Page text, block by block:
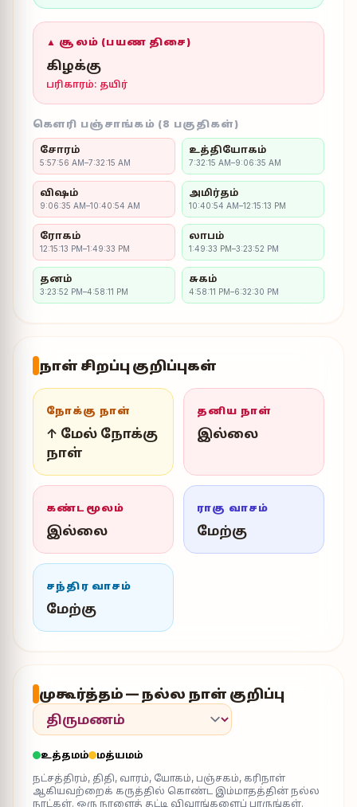
▲ சூலம் (பயண திசை)
கிழக்கு
பரிகாரம்: தயிர்
கௌரி பஞ்சாங்கம் (8 பகுதிகள்)
சோரம்
5:57:56 AM–7:32:15 AM
உத்தியோகம்
7:32:15 AM–9:06:35 AM
விஷம்
9:06:35 AM–10:40:54 AM
அமிர்தம்
10:40:54 AM–12:15:13 PM
ரோகம்
12:15:13 PM–1:49:33 PM
லாபம்
1:49:33 PM–3:23:52 PM
தனம்
3:23:52 PM–4:58:11 PM
சுகம்
4:58:11 PM–6:32:30 PM
நாள் சிறப்பு குறிப்புகள்
நோக்கு நாள்
↑ மேல் நோக்கு
நாள்
தனிய நாள்
இல்லை
கண்டமூலம்
இல்லை
ராகு வாசம்
மேற்கு
சந்திர வாசம்
மேற்கு
முகூர்த்தம் — நல்ல நாள் குறிப்பு
உத்தமம்
மத்யமம்
நட்சத்திரம், திதி, வாரம், யோகம், பஞ்சகம், கரிநாள்
ஆகியவற்றைக் கருத்தில் கொண்ட இம்மாதத்தின் நல்ல
நாட்கள். ஒரு நாளைத் தட்டி விவரங்களைப் பாருங்கள்.